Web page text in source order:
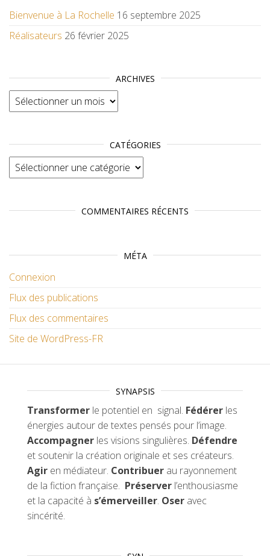
Bienvenue à La Rochelle 16 septembre 2025
Réalisateurs 26 février 2025
ARCHIVES
Archives
CATÉGORIES
Catégories
COMMENTAIRES RÉCENTS
MÉTA
Connexion
Flux des publications
Flux des commentaires
Site de WordPress-FR
SYNAPSIS
Transformer le potentiel en signal. Fédérer les
énergies autour de textes pensés pour l’image.
Accompagner les visions singulières. Défendre
et soutenir la création originale et ses créateurs.
Agir en médiateur. Contribuer au rayonnement
de la fiction française. Préserver l’enthousiasme
et la capacité à s’émerveiller. Oser avec
sincérité.